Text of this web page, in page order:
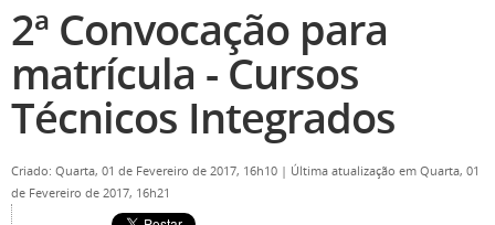
2ª Convocação para
matrícula - Cursos
Técnicos Integrados
Criado: Quarta, 01 de Fevereiro de 2017, 16h10 | Última atualização em Quarta, 01
de Fevereiro de 2017, 16h21